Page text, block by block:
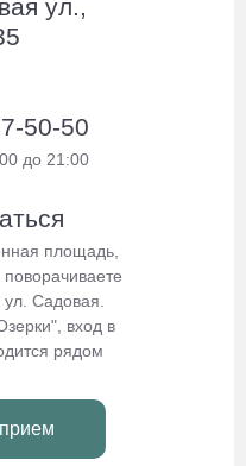
ул.,
50-50
до 21:00
площадь,
Садовая.
вход в
рядом